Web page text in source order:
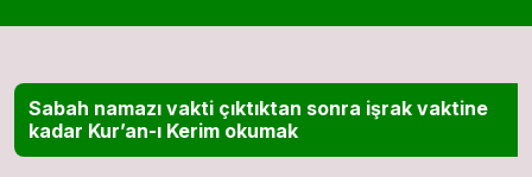
Sabah namazı vakti çıktıktan sonra işrak vaktine
kadar Kur’an-ı Kerim okumak